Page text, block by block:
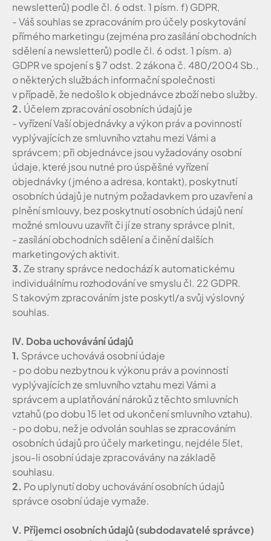
newsletterů) podle čl. 6 odst. 1 písm. f) GDPR,
- Váš souhlas se zpracováním pro účely poskytování
přímého marketingu (zejména pro zasílání obchodních
sdělení a newsletterů) podle čl. 6 odst. 1 písm. a)
GDPR ve spojení s § 7 odst. 2 zákona č. 480/2004 Sb.,
o některých službách informační společnosti
v případě, že nedošlo k objednávce zboží nebo služby.
2. Účelem zpracování osobních údajů je
- vyřízení Vaší objednávky a výkon práv a povinností
vyplývajících ze smluvního vztahu mezi Vámi a
správcem; při objednávce jsou vyžadovány osobní
údaje, které jsou nutné pro úspěšné vyřízení
objednávky (jméno a adresa, kontakt), poskytnutí
osobních údajů je nutným požadavkem pro uzavření a
plnění smlouvy, bez poskytnutí osobních údajů není
možné smlouvu uzavřít či jí ze strany správce plnit,
- zasílání obchodních sdělení a činění dalších
marketingových aktivit.
3. Ze strany správce nedochází k automatickému
individuálnímu rozhodování ve smyslu čl. 22 GDPR.
S takovým zpracováním jste poskytl/a svůj výslovný
souhlas.
IV. Doba uchovávání údajů
1. Správce uchovává osobní údaje
- po dobu nezbytnou k výkonu práv a povinností
vyplývajících ze smluvního vztahu mezi Vámi a
správcem a uplatňování nároků z těchto smluvních
vztahů (po dobu 15 let od ukončení smluvního vztahu).
- po dobu, než je odvolán souhlas se zpracováním
osobních údajů pro účely marketingu, nejdéle 5let,
jsou-li osobní údaje zpracovávány na základě
souhlasu.
2. Po uplynutí doby uchovávání osobních údajů
správce osobní údaje vymaže.
V. Příjemci osobních údajů (subdodavatelé správce)